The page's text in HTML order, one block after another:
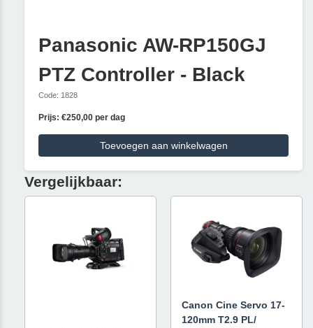
Panasonic AW-RP150GJ
PTZ Controller - Black
Code: 1828
Prijs: €250,00 per dag
Toevoegen aan winkelwagen
Vergelijkbaar:
Canon Cine Servo 17-
120mm T2.9 PL/